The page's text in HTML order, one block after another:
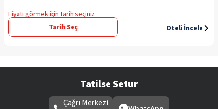
Fiyatı görmek için tarih seçiniz
Tarih Seç
Oteli İncele
Tatilse Setur
Çağrı Merkezi